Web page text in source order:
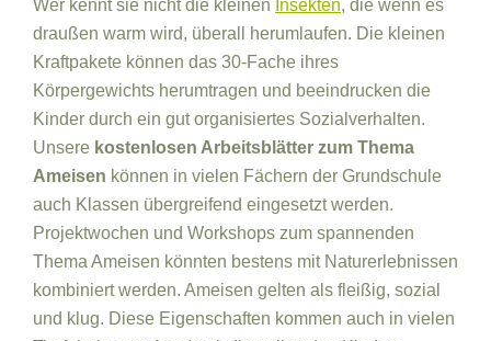
Wer kennt sie nicht die kleinen Insekten, die wenn es
draußen warm wird, überall herumlaufen. Die kleinen
Kraftpakete können das 30-Fache ihres
Körpergewichts herumtragen und beeindrucken die
Kinder durch ein gut organisiertes Sozialverhalten.
Unsere kostenlosen Arbeitsblätter zum Thema
Ameisen können in vielen Fächern der Grundschule
auch Klassen übergreifend eingesetzt werden.
Projektwochen und Workshops zum spannenden
Thema Ameisen könnten bestens mit Naturerlebnissen
kombiniert werden. Ameisen gelten als fleißig, sozial
und klug. Diese Eigenschaften kommen auch in vielen